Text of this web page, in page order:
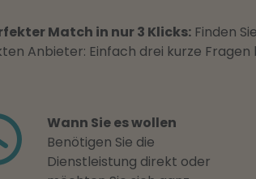
Match in nur 3 Klicks: Finden
Anbieter: Einfach drei kurze
Wann Sie es wollen
Benötigen Sie die
Dienstleistung direkt oder